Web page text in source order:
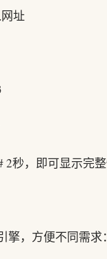
址
2秒，即可显示完
，方便不同需求：